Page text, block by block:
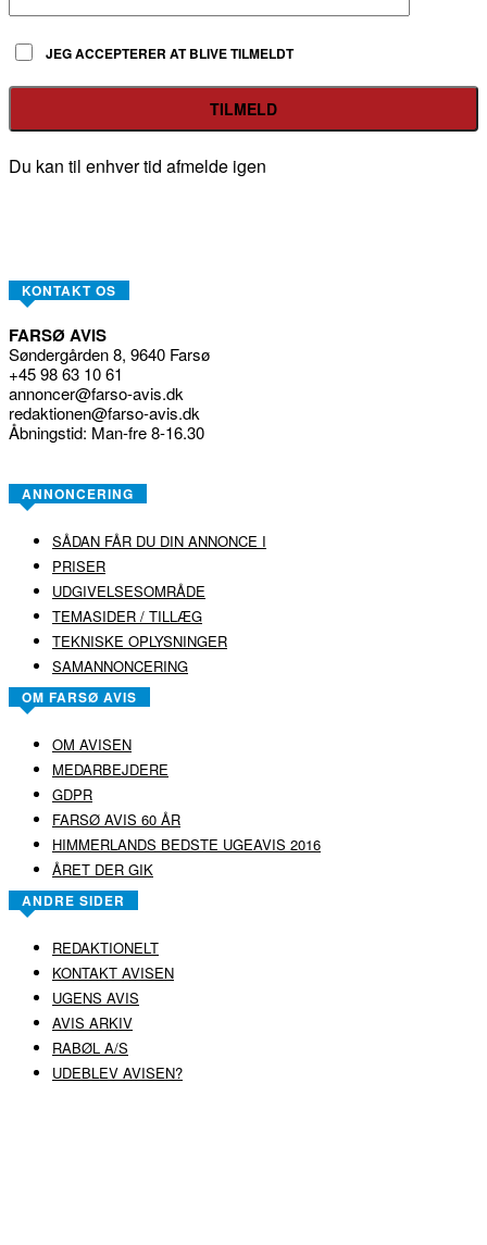
JEG ACCEPTERER AT BLIVE TILMELDT
Du kan til enhver tid afmelde igen
KONTAKT OS
FARSØ AVIS
Søndergården 8, 9640 Farsø
+45 98 63 10 61
annoncer@farso-avis.dk
redaktionen@farso-avis.dk
Åbningstid: Man-fre 8-16.30
ANNONCERING
SÅDAN FÅR DU DIN ANNONCE I
PRISER
UDGIVELSESOMRÅDE
TEMASIDER / TILLÆG
TEKNISKE OPLYSNINGER
SAMANNONCERING
OM FARSØ AVIS
OM AVISEN
MEDARBEJDERE
GDPR
FARSØ AVIS 60 ÅR
HIMMERLANDS BEDSTE UGEAVIS 2016
ÅRET DER GIK
ANDRE SIDER
REDAKTIONELT
KONTAKT AVISEN
UGENS AVIS
AVIS ARKIV
RABØL A/S
UDEBLEV AVISEN?